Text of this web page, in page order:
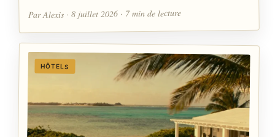
Par Alexis · 8 juillet 2026 · 7 min de lecture
HÔTELS